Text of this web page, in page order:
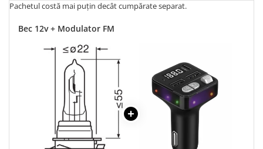
Pachetul costă mai puțin decât cumpărate separat.
Bec 12v + Modulator FM